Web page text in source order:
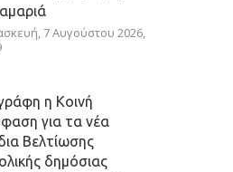
7 Αυγούστου 2026,
η Κοινή
για τα νέα
Βελτίωσης
δημόσιας